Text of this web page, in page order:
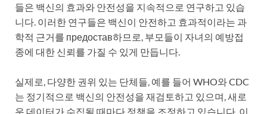
들은 백신의 효과와 안전성을 지속적으로 연구하고 있습
니다. 이러한 연구들은 백신이 안전하고 효과적이라는 과
학적 근거를 предостав하므로, 부모들이 자녀의 예방접
종에 대한 신뢰를 가질 수 있게 만듭니다.
실제로, 다양한 권위 있는 단체들, 예를 들어 WHO와 CDC
는 정기적으로 백신의 안전성을 재검토하고 있으며, 새로
운 데이터가 수집될 때마다 정책을 조정하고 있습니다. 이